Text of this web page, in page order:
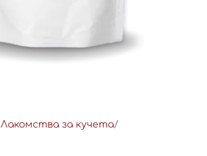
Лакомства за кучета